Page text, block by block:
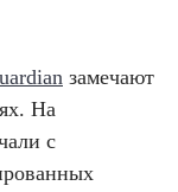
замечают
На
с